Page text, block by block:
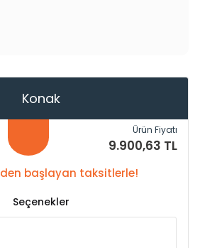
Konak
Ürün Fiyatı
9.900,63 TL
den başlayan taksitlerle!
Seçenekler